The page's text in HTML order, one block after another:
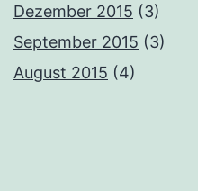
Dezember 2015 (3)
September 2015 (3)
August 2015 (4)